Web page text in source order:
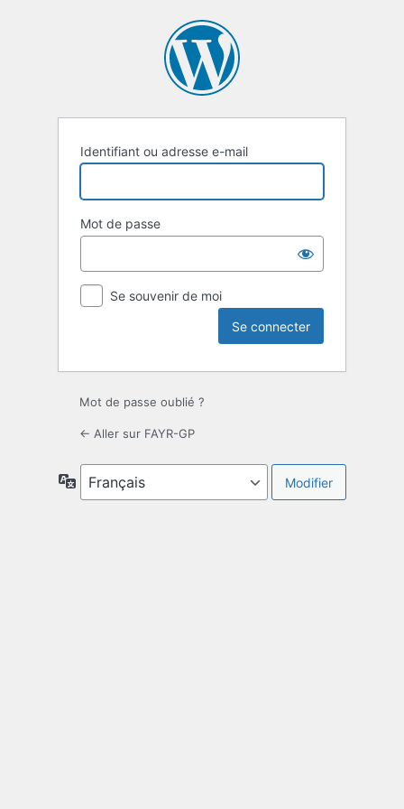
Identifiant ou adresse e-mail
Mot de passe
Se souvenir de moi
Mot de passe oublié ?
← Aller sur FAYR-GP
Langue